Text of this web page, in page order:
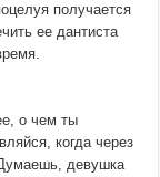
получается
ее дантиста
о чем ты
когда через
девушка